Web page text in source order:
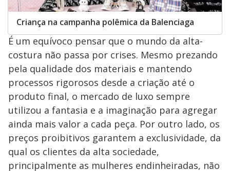
Criança na campanha polêmica da Balenciaga
É um equívoco pensar que o mundo da alta-
costura não passa por crises. Mesmo prezando
pela qualidade dos materiais e mantendo
processos rigorosos desde a criação até o
produto final, o mercado de luxo sempre
utilizou a fantasia e a imaginação para agregar
ainda mais valor a cada peça. Por outro lado, os
preços proibitivos garantem a exclusividade, da
qual os clientes da alta sociedade,
principalmente as mulheres endinheiradas, não